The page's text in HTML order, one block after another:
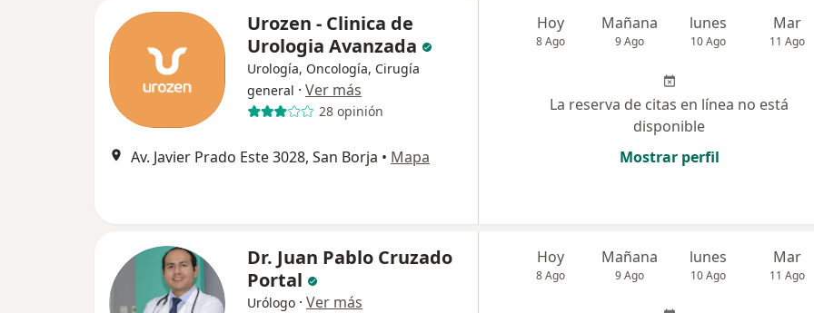
Urozen - Clinica de
Urologia Avanzada
Urología, Oncología, Cirugía
general · Ver más
28 opinión
Av. Javier Prado Este 3028, San Borja • Mapa
Hoy
8 Ago
Mañana
9 Ago
lunes
10 Ago
Mar
11 Ago
La reserva de citas en línea no está
disponible
Mostrar perfil
Dr. Juan Pablo Cruzado
Portal
Urólogo · Ver más
Hoy
8 Ago
Mañana
9 Ago
lunes
10 Ago
Mar
11 Ago